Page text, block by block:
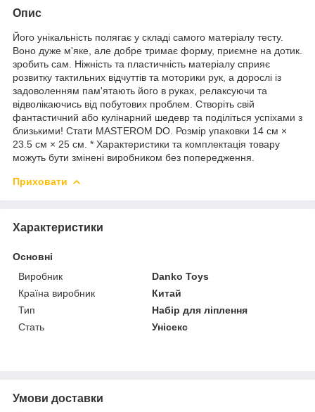
Опис
Його унікальність полягає у складі самого матеріалу тесту.
Воно дуже м'яке, але добре тримає форму, приємне на дотик.
зробить сам.
Ніжність та пластичність матеріалу сприяє
розвитку тактильних відчуттів та моторики рук, а дорослі із
задоволенням пам'ятають його в руках, релаксуючи та
відволікаючись від побутових проблем. Створіть свій
фантастичний або кулінарний шедевр та поділіться успіхами з
близькими! Стати MASTEROM DO. Розмір упаковки 14 см ×
23.5 см × 25 см. * Характеристики та комплектація товару
можуть бути змінені виробником без попередження.
Приховати
Характеристики
Основні
Виробник
Danko Toys
Країна виробник
Китай
Тип
Набір для ліплення
Стать
Унісекс
Умови доставки